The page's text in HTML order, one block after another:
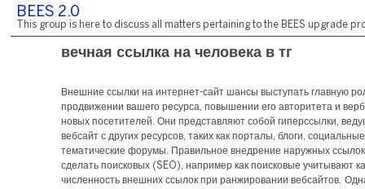
BEES 2.0
This group is here to discuss all matters pertaining to the BEES upgrade
вечная ссылка на человека в тг
Внешние ссылки на интернет-сайт шансы выступать главную
продвижении вашего ресурса, повышении его авторитета и
новых посетителей. Они представляют собой гиперссылки,
вебсайт с других ресурсов, таких как порталы, блоги,
тематические форумы. Правильное внедрение наружных
сделать поисковых (SEO), например как поисковые учитывают
численность внешних ссылок при ранжировании вебсайтов.